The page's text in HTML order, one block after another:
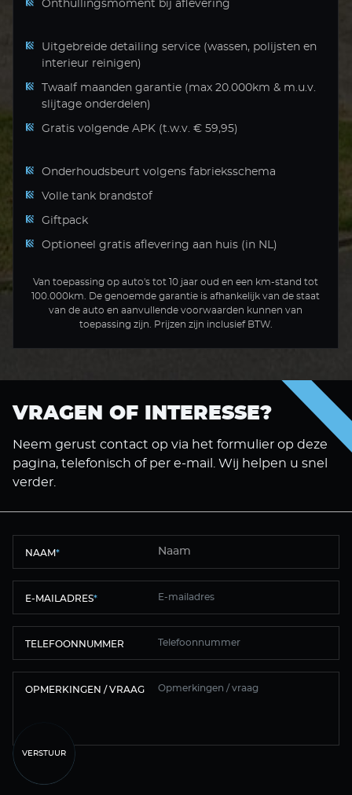
Onthullingsmoment bij aflevering
Uitgebreide detailing service (wassen, polijsten en
interieur reinigen)
Twaalf maanden garantie (max 20.000km & m.u.v.
slijtage onderdelen)
Gratis volgende APK (t.w.v. € 59,95)
Onderhoudsbeurt volgens fabrieksschema
Volle tank brandstof
Giftpack
Optioneel gratis aflevering aan huis (in NL)
Van toepassing op auto's tot 10 jaar oud en een km-stand tot
100.000km. De genoemde garantie is afhankelijk van de staat
van de auto en aanvullende voorwaarden kunnen van
toepassing zijn. Prijzen zijn inclusief BTW.
VRAGEN OF INTERESSE?
Neem gerust contact op via het formulier op deze
pagina, telefonisch of per e-mail. Wij helpen u snel
verder.
NAAM*
E-MAILADRES*
TELEFOONNUMMER
OPMERKINGEN / VRAAG
VERSTUUR